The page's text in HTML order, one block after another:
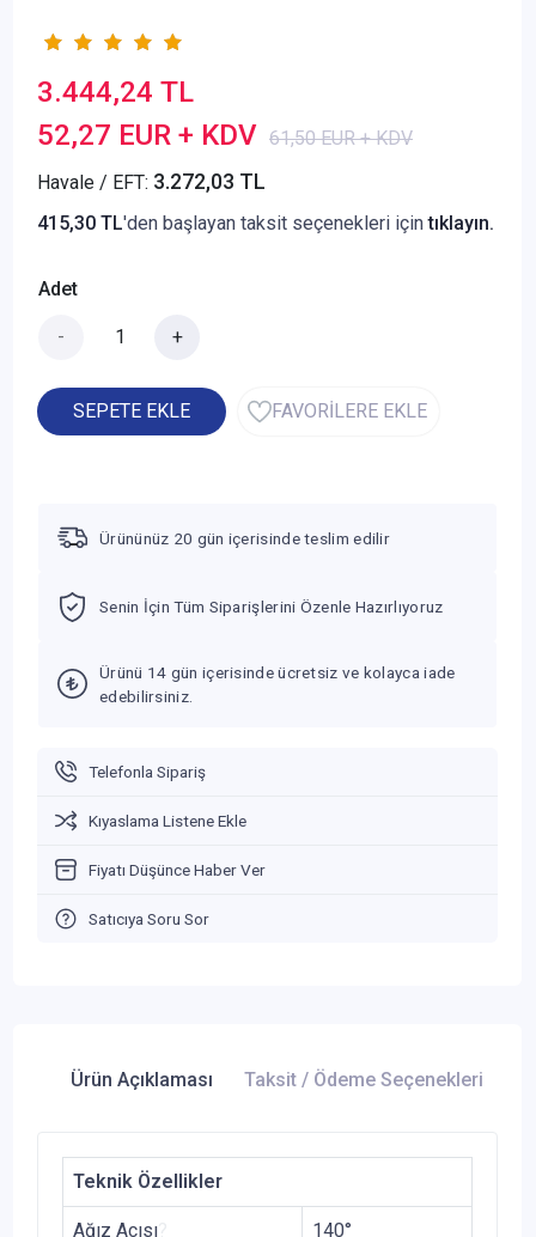
3.444,24 TL
52,27 EUR + KDV 61,50 EUR + KDV
Havale / EFT: 3.272,03 TL
415,30 TL'den başlayan taksit seçenekleri içintıklayın.
Adet
- +
SEPETE EKLE FAVORİLERE EKLE
Ürününüz 20 gün içerisinde teslim edilir
Senin İçin Tüm Siparişlerini Özenle Hazırlıyoruz
Ürünü 14 gün içerisinde ücretsiz ve kolayca iade
edebilirsiniz.
Telefonla Sipariş
Kıyaslama Listene Ekle
Fiyatı Düşünce Haber Ver
Satıcıya Soru Sor
Ürün Açıklaması Taksit / Ödeme Seçenekleri
Teknik Özellikler
Ağız Acısı 140°